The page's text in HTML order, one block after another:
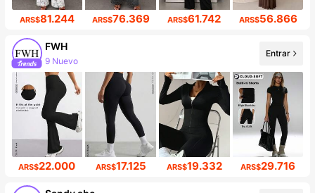
ARS$81.244 ARS$76.369 ARS$61.742 ARS$56.866
FWH
9 Nuevo
Incremento de seguidores de 13%
Entrar
ARS$22.000 ARS$17.125 ARS$19.332 ARS$29.716